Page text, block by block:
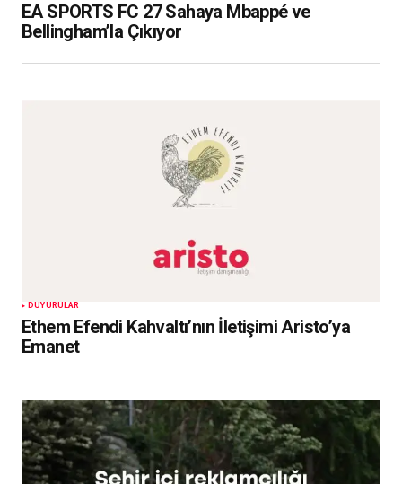
EA SPORTS FC 27 Sahaya Mbappé ve
Bellingham’la Çıkıyor
DUYURULAR
Ethem Efendi Kahvaltı’nın İletişimi Aristo’ya
Emanet